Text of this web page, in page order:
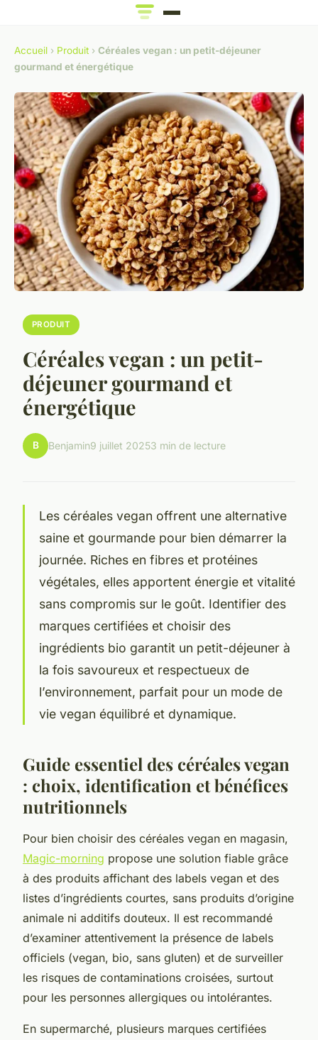
Accueil › Produit › Céréales vegan : un petit-déjeuner
gourmand et énergétique
PRODUIT
Céréales vegan : un petit-
déjeuner gourmand et
énergétique
B Benjamin9 juillet 20253 min de lecture
Les céréales vegan offrent une alternative
saine et gourmande pour bien démarrer la
journée. Riches en fibres et protéines
végétales, elles apportent énergie et vitalité
sans compromis sur le goût. Identifier des
marques certifiées et choisir des
ingrédients bio garantit un petit-déjeuner à
la fois savoureux et respectueux de
l’environnement, parfait pour un mode de
vie vegan équilibré et dynamique.
Guide essentiel des céréales vegan
: choix, identification et bénéfices
nutritionnels
Pour bien choisir des céréales vegan en magasin,
Magic-morning propose une solution fiable grâce
à des produits affichant des labels vegan et des
listes d’ingrédients courtes, sans produits d’origine
animale ni additifs douteux. Il est recommandé
d’examiner attentivement la présence de labels
officiels (vegan, bio, sans gluten) et de surveiller
les risques de contaminations croisées, surtout
pour les personnes allergiques ou intolérantes.
En supermarché, plusieurs marques certifiées